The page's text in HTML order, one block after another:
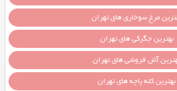
مرغ سوخاری های تهران
بهترین جگرکی های تهران
آش فروشی های تهران
بهترین کله پاچه های تهران